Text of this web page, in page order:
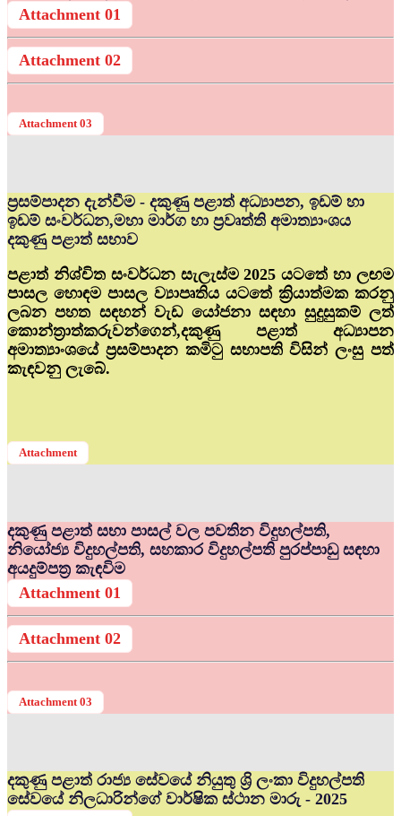
Attachment 01
Attachment 02
Attachment 03
ප්‍රසම්පාදන දැන්වීම - දකුණු පළාත් අධ්‍යාපන, ඉඩම් හා
ඉඩම් සංවර්ධන,මහා මාර්ග හා ප්‍රවෘත්ති අමාත්‍යාංශය
දකුණු පළාත් සභාව
පළාත් නිශ්චිත සංවර්ධන සැලැස්ම 2025 යටතේ හා ලඟම
පාසල හොඳම පාසල ව්‍යාපෘතිය යටතේ ක්‍රියාත්මක කරනු
ලබන පහත සඳහන් වැඩ යෝජනා සඳහා සුදුසුකම් ලත්
කොන්ත්‍රාත්කරුවන්ගෙන්,දකුණු පළාත් අධ්‍යාපන
අමාත්‍යාංශයේ ප්‍රසම්පාදන කමිටු සභාපති විසින් ලංසු පත්
කැඳවනු ලැබේ.
Attachment
දකුණු පළාත් සභා පාසල් වල පවතින විදුහල්පති,
නියෝජ්‍ය විදුහල්පති, සහකාර විදුහල්පති පුරප්පාඩු සඳහා
අයදුම්පත්‍ර කැඳවිම
Attachment 01
Attachment 02
Attachment 03
දකුණු පළාත් රාජ්‍ය සේවයේ නියුතු ශ්‍රි ලංකා විදුහල්පති
සේවයේ නිලධාරින්ගේ වාර්ෂික ස්ථාන මාරු - 2025